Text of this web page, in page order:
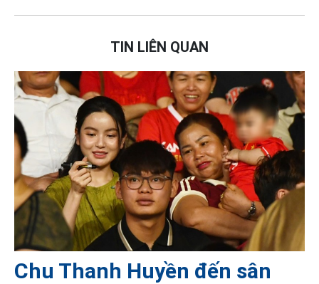
TIN LIÊN QUAN
Chu Thanh Huyền đến sân